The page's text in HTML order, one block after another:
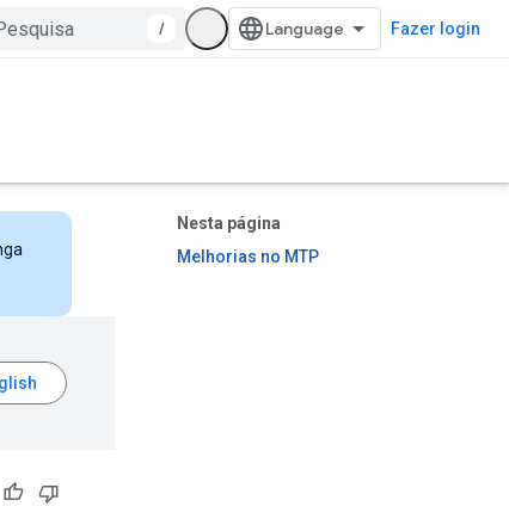
/ Fazer login
Nesta página
Melhorias no MTP